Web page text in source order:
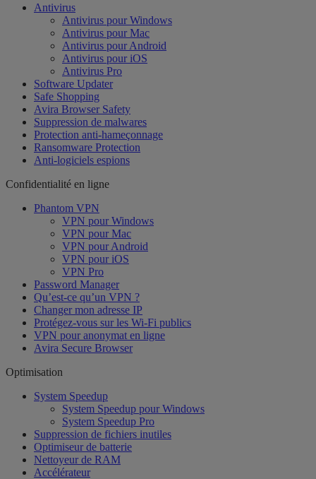
Antivirus
Antivirus pour Windows
Antivirus pour Mac
Antivirus pour Android
Antivirus pour iOS
Antivirus Pro
Software Updater
Safe Shopping
Avira Browser Safety
Suppression de malwares
Protection anti-hameçonnage
Ransomware Protection
Anti-logiciels espions
Confidentialité en ligne
Phantom VPN
VPN pour Windows
VPN pour Mac
VPN pour Android
VPN pour iOS
VPN Pro
Password Manager
Qu’est-ce qu’un VPN ?
Changer mon adresse IP
Protégez-vous sur les Wi-Fi publics
VPN pour anonymat en ligne
Avira Secure Browser
Optimisation
System Speedup
System Speedup pour Windows
System Speedup Pro
Suppression de fichiers inutiles
Optimiseur de batterie
Nettoyeur de RAM
Accélérateur